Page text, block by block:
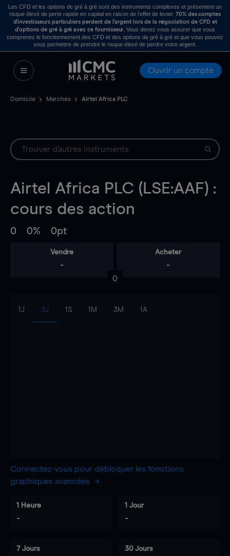
Les CFD et les options de gré à gré sont des instruments complexes et présentent un
risque élevé de perte rapide en capital en raison de l’effet de levier. 70% des comptes
d’investisseurs particuliers perdent de l’argent lors de la négociation de CFD et
d’options de gré à gré avec ce fournisseur . Vous devez vous assurer que vous
comprenez le fonctionnement des CFD et des options de gré à gré et que vous pouvez
vous permettre de prendre le risque élevé de perdre votre argent.
Ouvrir un compte
Domicile Marchés Airtel Africa PLC
Airtel Africa PLC (LSE:AAF) :
cours des action
0 0% 0pt
Vendre
-
Acheter
-
0
1J 3J 1S 1M 3M 1A
Connectez-vous pour débloquer les fonctions
graphiques avancées
1 Heure
-
1 Jour
-
7 Jours 30 Jours